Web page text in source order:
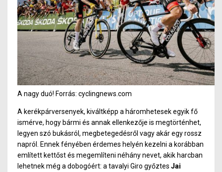
A nagy duó! Forrás: cyclingnews.com
A kerékpárversenyek, kiváltképp a háromhetesek egyik fő
ismérve, hogy bármi és annak ellenkezője is megtörténhet,
legyen szó bukásról, megbetegedésről vagy akár egy rossz
napról. Ennek fényében érdemes helyén kezelni a korábban
említett kettőst és megemlíteni néhány nevet, akik harcban
lehetnek még a dobogóért: a tavalyi Giro győztes Jai